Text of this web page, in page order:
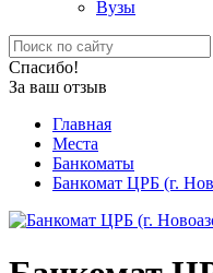
Вузы
Спасибо!
За ваш отзыв
Главная
Места
Банкоматы
Банкомат ЦРБ (г.